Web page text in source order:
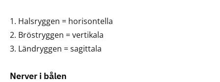
Halsryggen = horisontella
Bröstryggen = vertikala
Ländryggen = sagittala
Nerver i bålen